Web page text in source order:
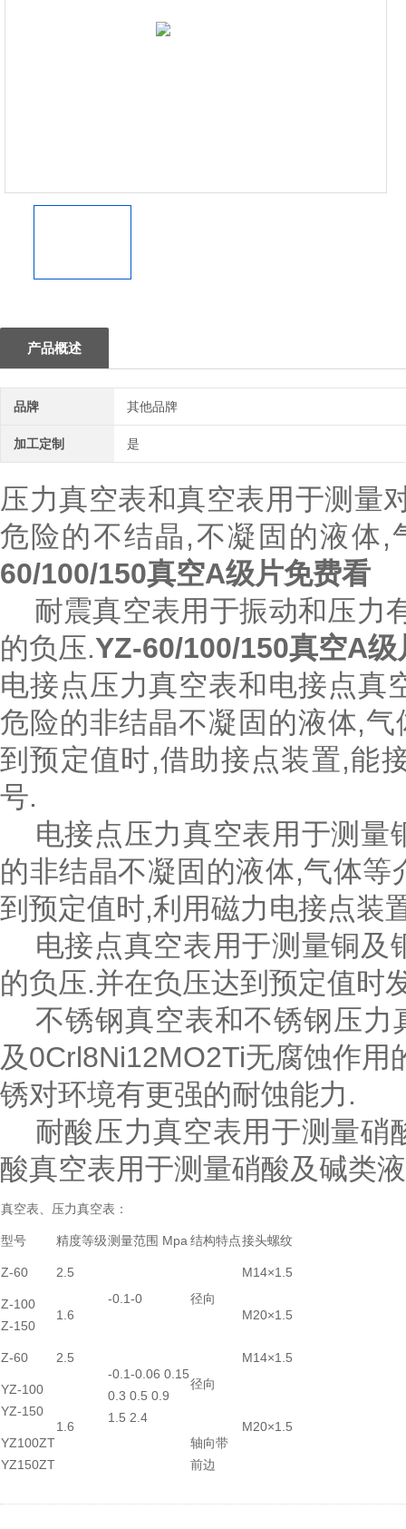
产品概述
品牌 其他品牌
加工定制 是
压力真空表和真空表用于测量
危险的不结晶,不凝固的液体
60/100/150真空A级片免费看
耐震真空表用于振动和压力
的负压.YZ-60/100/150真空A级
电接点压力真空表和电接点真
危险的非结晶不凝固的液体,
到预定值时,借助接点装置,能
号.
电接点压力真空表用于测量
的非结晶不凝固的液体,气体
到预定值时,利用磁力电接点装
电接点真空表用于测量铜及
的负压.并在负压达到预定值时
不锈钢真空表和不锈钢压力
及0Crl8Ni12MO2Ti无腐蚀作
锈对环境有更强的耐蚀能力.
耐酸压力真空表用于测量硝
酸真空表用于测量硝酸及碱类
真空表、压力真空表：
型号 精度等级测量范围 Mpa 结构特点接头螺纹
Z-60
2.5
-0.1-0
径向
M14×1.5
Z-100
Z-150
1.6 M20×1.5
Z-60
2.5
-0.1-0.06 0.15
0.3 0.5 0.9
1.5 2.4
径向
M14×1.5
YZ-100
YZ-150
1.6
M20×1.5
YZ100ZT
YZ150ZT
轴向带
前边